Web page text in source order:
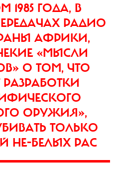
1985 ГОДА, В
РАДИО
АФРИКИ,
«МЫСЛИ
О ТОМ, ЧТО
ОРУЖИЯ»,
ТОЛЬКО
НЕ-БЕЛЫХ РАС